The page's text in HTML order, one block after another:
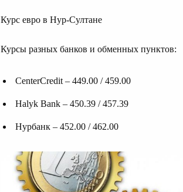
Курс евро в Нур-Султане
Курсы разных банков и обменных пунктов:
CenterCredit – 449.00 / 459.00
Halyk Bank – 450.39 / 457.39
Нурбанк – 452.00 / 462.00